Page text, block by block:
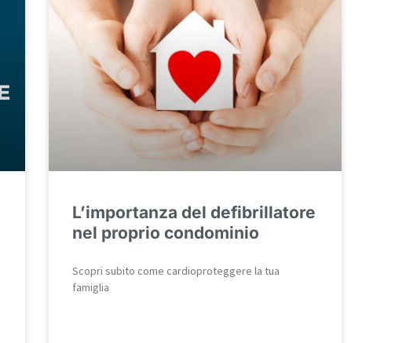
L’importanza del defibrillatore
nel proprio condominio
Scopri subito come cardioproteggere la tua
famiglia